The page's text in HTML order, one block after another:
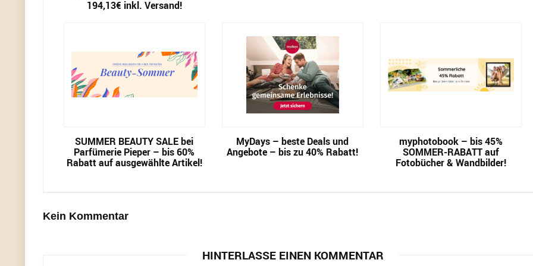
194,13€ inkl. Versand!
SUMMER BEAUTY SALE bei
Parfümerie Pieper – bis 60%
Rabatt auf ausgewählte Artikel!
MyDays – beste Deals und
Angebote – bis zu 40% Rabatt!
myphotobook – bis 45%
SOMMER-RABATT auf
Fotobücher & Wandbilder!
Kein Kommentar
HINTERLASSE EINEN KOMMENTAR